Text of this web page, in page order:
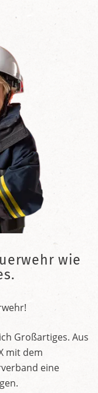
wie
Großartiges. Aus
mit dem
eine